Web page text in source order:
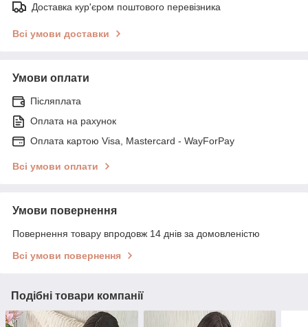
Доставка кур'єром поштового перевізника
Всі умови доставки
Умови оплати
Післяплата
Оплата на рахунок
Оплата картою Visa, Mastercard - WayForPay
Всі умови оплати
Умови повернення
Повернення товару впродовж 14 днів за домовленістю
Всі умови повернення
Подібні товари компанії